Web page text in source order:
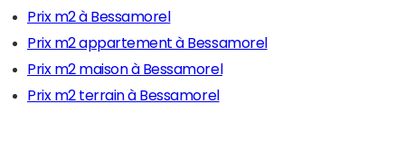
Prix m2 à Bessamorel
Prix m2 appartement à Bessamorel
Prix m2 maison à Bessamorel
Prix m2 terrain à Bessamorel